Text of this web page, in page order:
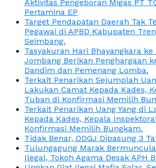
Aktivitas Pengeboran Migas PT
Pertamina EP
Target Pendapatan Daerah Tak
Pegawai di APBD Kabupaten
Seimbang.
Tasyakuran Hari Bhayangkara ke
Jombang Berikan Penghargaan
Dandim dan Pemenang Lomba.
Terkait Penarikan Sejumplah
Lakukan Camat Kepada Kades,
Tuban di Konfirmasi Memilih
Terkait Penarikan Uang Yang di
Kepada Kades, Kepala
Konfirmasi Memilih Bungkam.
Tidak Benar, ODGJ Dipasung 3
Tulungagung Marak
Ilegal, Tokoh Agama Desak APH